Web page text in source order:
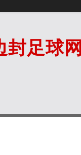
封足球